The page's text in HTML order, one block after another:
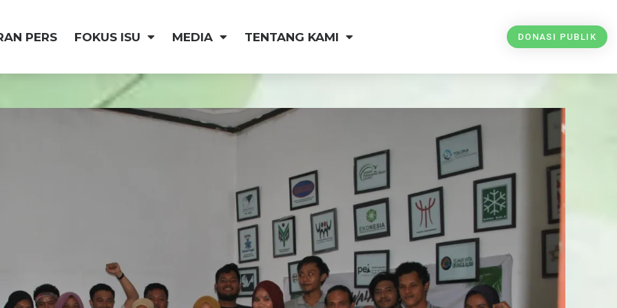
PERS FOKUS ISU MEDIA TENTANG KAMI DONASI PUBLIK